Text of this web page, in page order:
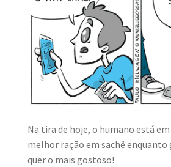
Na tira de hoje, o humano está em
melhor ração em sachê enquanto
quer o mais gostoso!